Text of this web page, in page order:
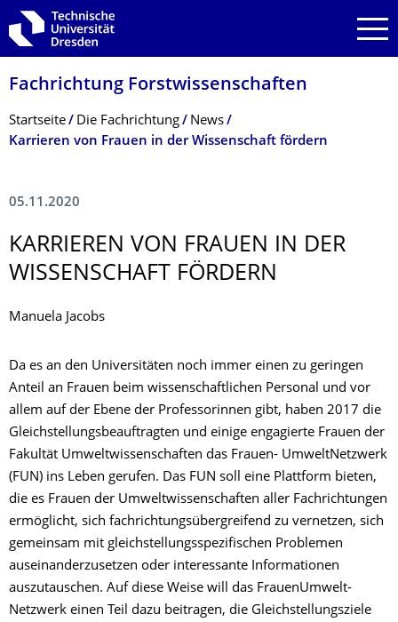
Zur Hauptnavigation springen
Zur Suche springen
Zum Inhalt springen
Fachrichtung Forstwissenschaf­ten
Breadcrumb-Menü
Startseite Die Fachrichtung
News
Karrieren von Frauen in der Wissenschaft fördern
05.11.2020
KARRIEREN VON FRAUEN IN DER
WISSENSCHAFT FÖRDERN
Manuela Jacobs
Da es an den Universitäten noch immer einen zu geringen
Anteil an Frauen beim wissenschaftlichen Personal und vor
allem auf der Ebene der Professorinnen gibt, haben 2017 die
Gleichstellungsbeauftragten und einige engagierte Frauen der
Fakultät Umweltwissenschaften das Frauen- UmweltNetzwerk
(FUN) ins Leben gerufen. Das FUN soll eine Plattform bieten,
die es Frauen der Umweltwissenschaften aller Fachrichtungen
ermöglicht, sich fachrichtungsübergreifend zu vernetzen, sich
gemeinsam mit gleichstellungsspezifischen Problemen
auseinanderzusetzen oder interessante Informationen
auszutauschen. Auf diese Weise will das FrauenUmwelt-
Netzwerk einen Teil dazu beitragen, die Gleichstellungsziele